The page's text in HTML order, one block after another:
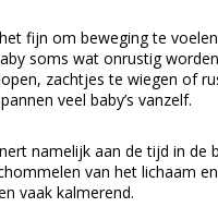
het fijn om beweging te
soms wat onrustig
zachtjes te wiegen of
veel baby’s vanzelf.
namelijk aan de tijd in de
van het lichaam
vaak kalmerend.